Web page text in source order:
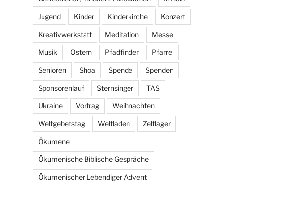
Jugend Kinder Kinderkirche Konzert
Kreativwerkstatt Meditation Messe
Musik Ostern Pfadfinder Pfarrei
Senioren Shoa Spende Spenden
Sponsorenlauf Sternsinger TAS
Ukraine Vortrag Weihnachten
Weltgebetstag Weltladen Zeltlager
Ökumene
Ökumenische Biblische Gespräche
Ökumenischer Lebendiger Advent